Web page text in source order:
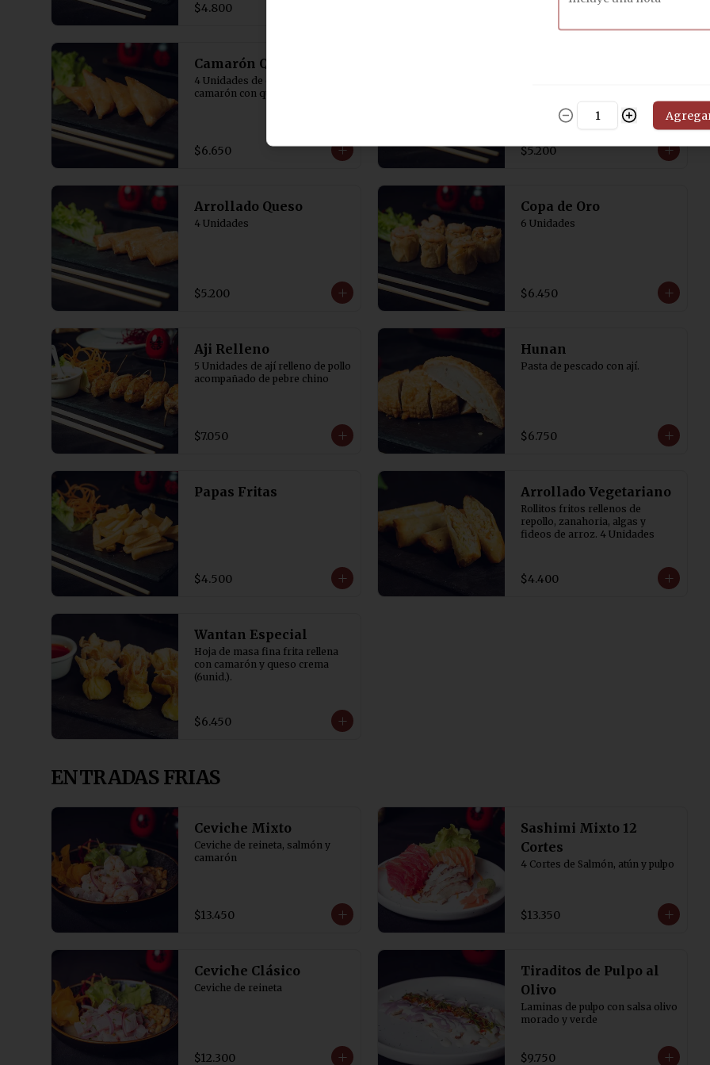
$4.800
Camarón Queso
4 Unidades de empanaditas de
camarón con queso.
$6.650 $5.200
Arrollado Queso
4 Unidades
$5.200
Copa de Oro
6 Unidades
$6.450
Aji Relleno
5 Unidades de ají relleno de pollo
acompañado de pebre chino
$7.050
Hunan
Pasta de pescado con ají.
$6.750
Papas Fritas
$4.500
Arrollado Vegetariano
Rollitos fritos rellenos de
repollo, zanahoria, algas y
fideos de arroz. 4 Unidades
$4.400
Wantan Especial
Hoja de masa fina frita rellena
con camarón y queso crema
(6unid.).
$6.450
ENTRADAS FRIAS
Ceviche Mixto
Ceviche de reineta, salmón y
camarón
$13.450
Sashimi Mixto 12
Cortes
4 Cortes de Salmón, atún y pulpo
$13.350
Ceviche Clásico
Ceviche de reineta
$12.300
Tiraditos de Pulpo al
Olivo
Laminas de pulpo con salsa olivo
morado y verde
$9.750